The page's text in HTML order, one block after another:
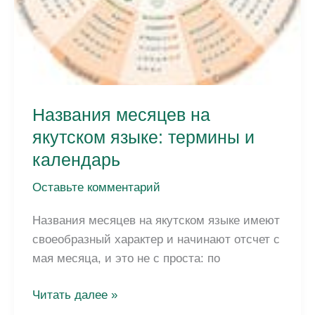
Названия месяцев на
якутском языке: термины и
календарь
Оставьте комментарий
Названия месяцев на якутском языке имеют
своеобразный характер и начинают отсчет с
мая месяца, и это не с проста: по
Названия
Читать далее »